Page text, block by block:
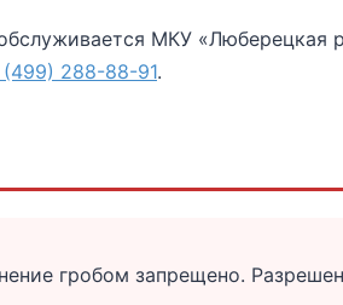
МКУ «Люберецкая
(499) 288-88-91.
гробом запрещено.